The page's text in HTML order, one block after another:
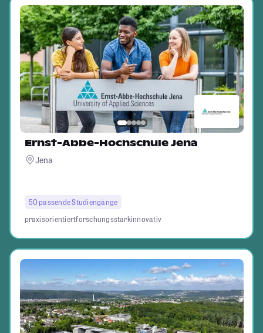
Ernst-Abbe-Hochschule Jena
Jena
50 passende Studiengänge
praxisorientiertforschungsstarkinnovativ